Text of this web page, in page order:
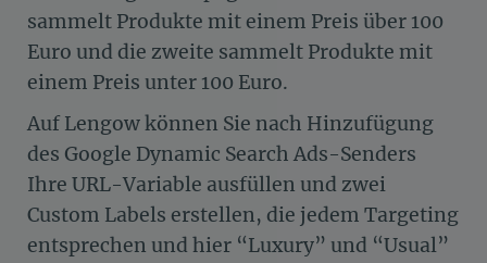
sammelt Produkte mit einem Preis über 100
Euro und die zweite sammelt Produkte mit
einem Preis unter 100 Euro.
Auf Lengow können Sie nach Hinzufügung
des Google Dynamic Search Ads-Senders
Ihre URL-Variable ausfüllen und zwei
Custom Labels erstellen, die jedem Targeting
entsprechen und hier “Luxury” und “Usual”